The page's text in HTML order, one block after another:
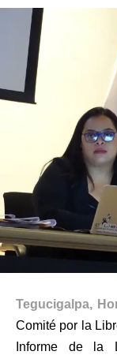
Tegucigalpa,
Comité por la
Informe de la